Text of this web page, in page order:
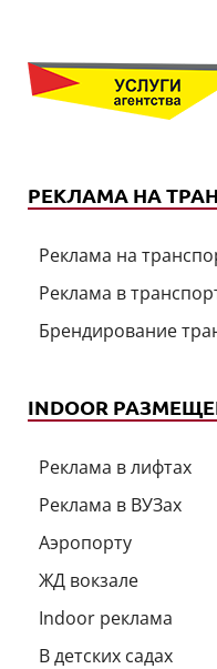
РЕКЛАМА НА
Реклама на
Реклама в
Брендирование
INDOOR
Реклама в лифтах
Реклама в ВУЗах
Аэропорту
ЖД вокзале
Indoor реклама
В детских садах